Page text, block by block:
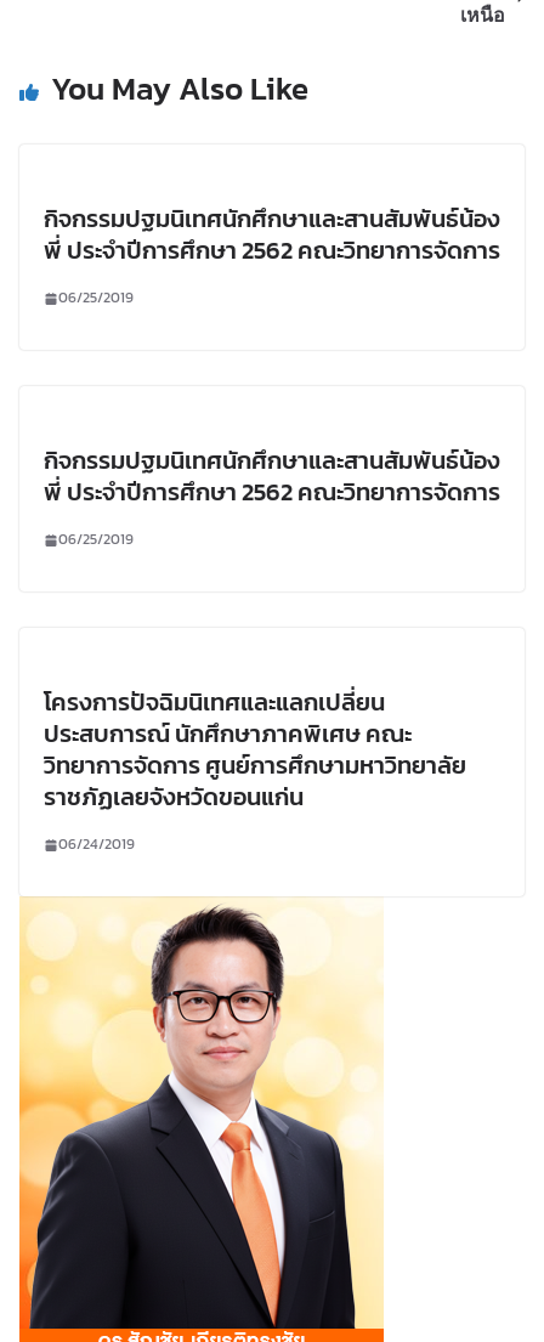
เหนือ
You May Also Like
กิจกรรมปฐมนิเทศนักศึกษาและสานสัมพันธ์น้อง
พี่ ประจำปีการศึกษา 2562 คณะวิทยาการจัดการ
06/25/2019
กิจกรรมปฐมนิเทศนักศึกษาและสานสัมพันธ์น้อง
พี่ ประจำปีการศึกษา 2562 คณะวิทยาการจัดการ
06/25/2019
โครงการปัจฉิมนิเทศและแลกเปลี่ยน
ประสบการณ์ นักศึกษาภาคพิเศษ คณะ
วิทยาการจัดการ ศูนย์การศึกษามหาวิทยาลัย
ราชภัฏเลยจังหวัดขอนแก่น
06/24/2019